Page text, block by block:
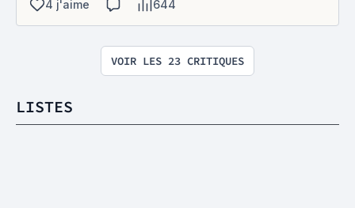
4 j'aime
644
VOIR LES 23 CRITIQUES
LISTES